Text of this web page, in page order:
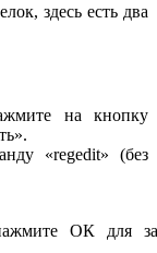
здесь есть два
на кнопку
«regedit» (без
ОК для